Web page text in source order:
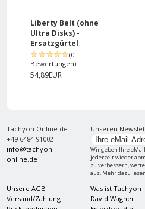
Liberty Belt (ohne
Ultra Disks) -
Ersatzgürtel
(0
Bewertungen)
54,89EUR
Tachyon Online.de
+49 6484 91002
info@tachyon-
online.de
Unseren
Wir geben Ihre
jederzeit wieder
zu verbessern,
aus. Mehr dazu
Unsere AGB
Versand/Zahlung
Was ist Tachyon
David Wagner